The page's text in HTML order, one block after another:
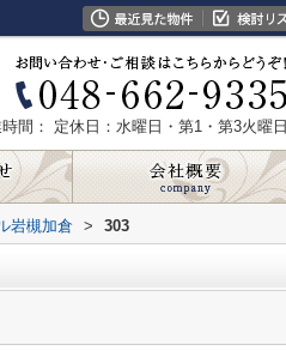
間： 定休日：水曜日・第1・第3火曜日
岩槻加倉 > 303